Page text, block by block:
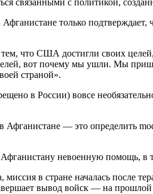
связанными с политикой,
только
что США достигли своих
вот почему мы ушли. Мы
страной».
в России) вовсе
Афганистане — это
невоенную помощь, в
в стране началась после
вывод войск — на